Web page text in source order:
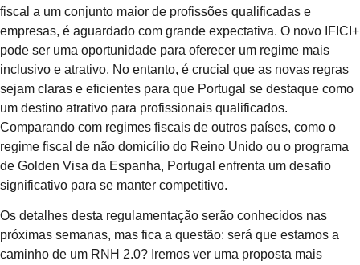
fiscal a um conjunto maior de profissões qualificadas e
empresas, é aguardado com grande expectativa. O novo IFICI+
pode ser uma oportunidade para oferecer um regime mais
inclusivo e atrativo. No entanto, é crucial que as novas regras
sejam claras e eficientes para que Portugal se destaque como
um destino atrativo para profissionais qualificados.
Comparando com regimes fiscais de outros países, como o
regime fiscal de não domicílio do Reino Unido ou o programa
de Golden Visa da Espanha, Portugal enfrenta um desafio
significativo para se manter competitivo.
Os detalhes desta regulamentação serão conhecidos nas
próximas semanas, mas fica a questão: será que estamos a
caminho de um RNH 2.0? Iremos ver uma proposta mais